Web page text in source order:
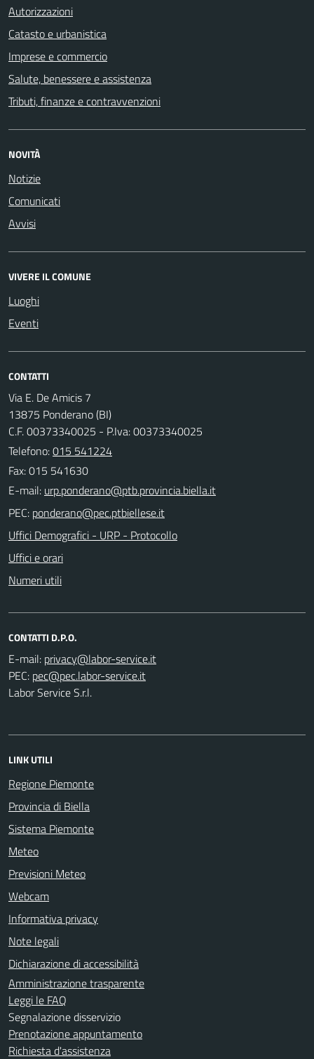
Autorizzazioni
Catasto e urbanistica
Imprese e commercio
Salute, benessere e assistenza
Tributi, finanze e contravvenzioni
NOVITÀ
Notizie
Comunicati
Avvisi
VIVERE IL COMUNE
Luoghi
Eventi
CONTATTI
Via E. De Amicis 7
13875 Ponderano (BI)
C.F. 00373340025 - P.Iva: 00373340025
Telefono:015 541224
Fax: 015 541630
E-mail:
PEC:
Uffici Demografici - URP - Protocollo
Uffici e orari
Numeri utili
CONTATTI D.P.O.
E-mail:
PEC:
Labor Service S.r.l.
LINK UTILI
Regione Piemonte
Provincia di Biella
Sistema Piemonte
Meteo
Previsioni Meteo
Webcam
Informativa privacy
Note legali
Dichiarazione di accessibilità
Amministrazione trasparente
Leggi le FAQ
Segnalazione disservizio
Prenotazione appuntamento
Richiesta d'assistenza